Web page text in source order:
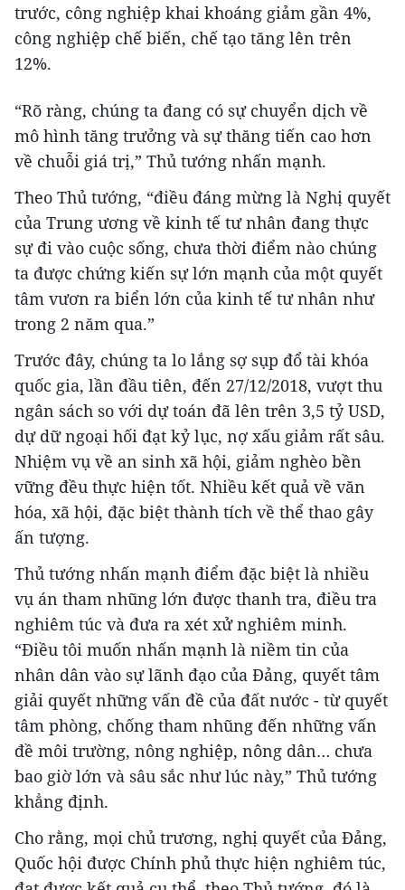
trước, công nghiệp khai khoáng giảm gần 4%,
công nghiệp chế biến, chế tạo tăng lên trên
12%.
“Rõ ràng, chúng ta đang có sự chuyển dịch về
mô hình tăng trưởng và sự thăng tiến cao hơn
về chuỗi giá trị,” Thủ tướng nhấn mạnh.
Theo Thủ tướng, “điều đáng mừng là Nghị quyết
của Trung ương về kinh tế tư nhân đang thực
sự đi vào cuộc sống, chưa thời điểm nào chúng
ta được chứng kiến sự lớn mạnh của một quyết
tâm vươn ra biển lớn của kinh tế tư nhân như
trong 2 năm qua.”
Trước đây, chúng ta lo lắng sợ sụp đổ tài khóa
quốc gia, lần đầu tiên, đến 27/12/2018, vượt thu
ngân sách so với dự toán đã lên trên 3,5 tỷ USD,
dự dữ ngoại hối đạt kỷ lục, nợ xấu giảm rất sâu.
Nhiệm vụ về an sinh xã hội, giảm nghèo bền
vững đều thực hiện tốt. Nhiều kết quả về văn
hóa, xã hội, đặc biệt thành tích về thể thao gây
ấn tượng.
Thủ tướng nhấn mạnh điểm đặc biệt là nhiều
vụ án tham nhũng lớn được thanh tra, điều tra
nghiêm túc và đưa ra xét xử nghiêm minh.
“Điều tôi muốn nhấn mạnh là niềm tin của
nhân dân vào sự lãnh đạo của Đảng, quyết tâm
giải quyết những vấn đề của đất nước - từ quyết
tâm phòng, chống tham nhũng đến những vấn
đề môi trường, nông nghiệp, nông dân… chưa
bao giờ lớn và sâu sắc như lúc này,” Thủ tướng
khẳng định.
Cho rằng, mọi chủ trương, nghị quyết của Đảng,
Quốc hội được Chính phủ thực hiện nghiêm túc,